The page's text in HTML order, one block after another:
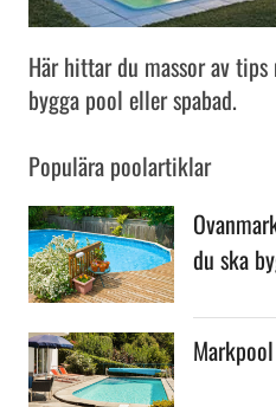
Här hittar du massor av
bygga pool eller spabad.
Populära poolartiklar
du ska